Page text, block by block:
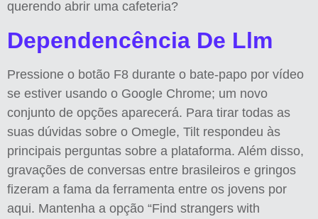
querendo abrir uma cafeteria?
Dependencência De Llm
Pressione o botão F8 durante o bate-papo por vídeo
se estiver usando o Google Chrome; um novo
conjunto de opções aparecerá. Para tirar todas as
suas dúvidas sobre o Omegle, Tilt respondeu às
principais perguntas sobre a plataforma. Além disso,
gravações de conversas entre brasileiros e gringos
fizeram a fama da ferramenta entre os jovens por
aqui. Mantenha a opção “Find strangers with